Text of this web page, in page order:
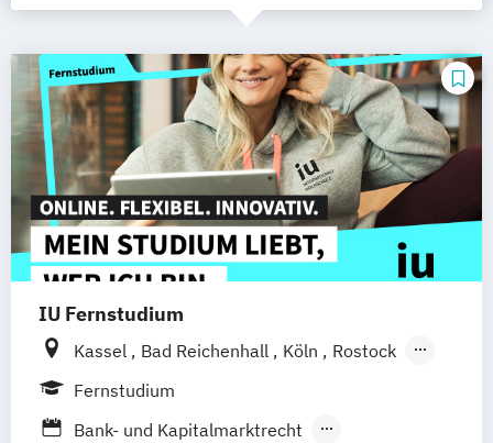
IU Fernstudium
Kassel Bad Reichenhall Köln
Rostock
Freiburg
Fernstudium
Bank- und Kapitalmarktrecht